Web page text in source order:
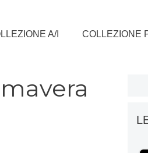
A/I COLLEZIONE